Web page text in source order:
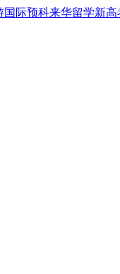
国际预科来华留学新高